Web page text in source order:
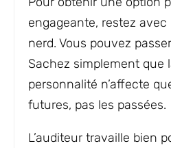
engageante, restez avec
nerd. Vous pouvez
Sachez simplement que
personnalité n’affecte
futures, pas les passées.
L’auditeur travaille bien